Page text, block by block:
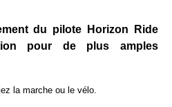
du pilote Horizon Ride
pour de plus amples
la marche ou le vélo.